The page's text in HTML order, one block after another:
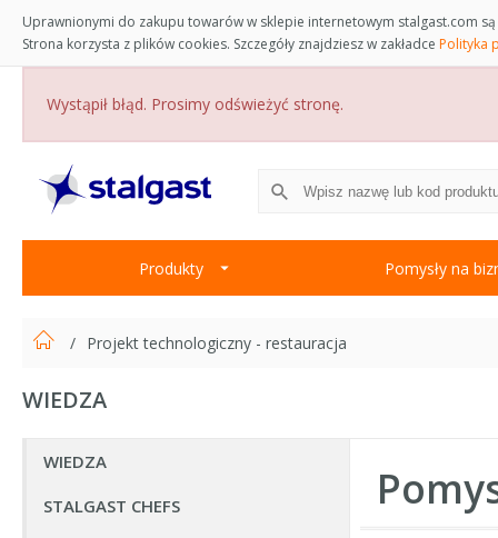
Uprawnionymi do zakupu towarów w sklepie internetowym stalgast.com
Strona korzysta z plików cookies. Szczegóły znajdziesz w zakładce Polityka
Wystąpił błąd. Prosimy odświeżyć stronę.
Produkty Pomysły na
Projekt technologiczny - restauracja
WIEDZA
WIEDZA
STALGAST CHEFS